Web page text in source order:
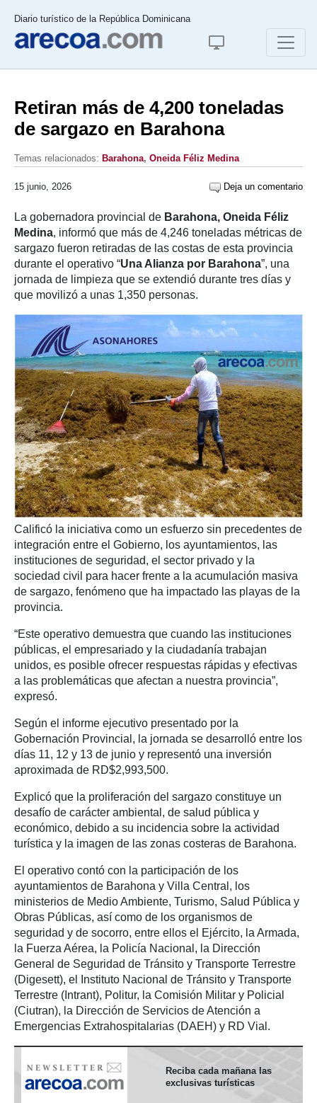
Diario turístico de la República Dominicana
Retiran más de 4,200 toneladas
de sargazo en Barahona
Temas relacionados: Barahona, Oneida Féliz Medina
15 junio, 2026 Deja un comentario
La gobernadora provincial de Barahona, Oneida Féliz
Medina, informó que más de 4,246 toneladas métricas de
sargazo fueron retiradas de las costas de esta provincia
durante el operativo “Una Alianza por Barahona”, una
jornada de limpieza que se extendió durante tres días y
que movilizó a unas 1,350 personas.
Calificó la iniciativa como un esfuerzo sin precedentes de
integración entre el Gobierno, los ayuntamientos, las
instituciones de seguridad, el sector privado y la
sociedad civil para hacer frente a la acumulación masiva
de sargazo, fenómeno que ha impactado las playas de la
provincia.
“Este operativo demuestra que cuando las instituciones
públicas, el empresariado y la ciudadanía trabajan
unidos, es posible ofrecer respuestas rápidas y efectivas
a las problemáticas que afectan a nuestra provincia”,
expresó.
Según el informe ejecutivo presentado por la
Gobernación Provincial, la jornada se desarrolló entre los
días 11, 12 y 13 de junio y representó una inversión
aproximada de RD$2,993,500.
Explicó que la proliferación del sargazo constituye un
desafío de carácter ambiental, de salud pública y
económico, debido a su incidencia sobre la actividad
turística y la imagen de las zonas costeras de Barahona.
El operativo contó con la participación de los
ayuntamientos de Barahona y Villa Central, los
ministerios de Medio Ambiente, Turismo, Salud Pública y
Obras Públicas, así como de los organismos de
seguridad y de socorro, entre ellos el Ejército, la Armada,
la Fuerza Aérea, la Policía Nacional, la Dirección
General de Seguridad de Tránsito y Transporte Terrestre
(Digesett), el Instituto Nacional de Tránsito y Transporte
Terrestre (Intrant), Politur, la Comisión Militar y Policial
(Ciutran), la Dirección de Servicios de Atención a
Emergencias Extrahospitalarias (DAEH) y RD Vial.
Reciba cada mañana las
exclusivas turísticas